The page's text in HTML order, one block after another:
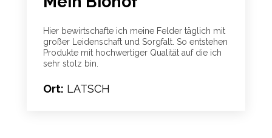
Hier bewirtschafte ich meine Felder täglich mit
großer Leidenschaft und Sorgfalt. So entstehen
Produkte mit hochwertiger Qualität auf die ich
sehr stolz bin.
Ort: LATSCH